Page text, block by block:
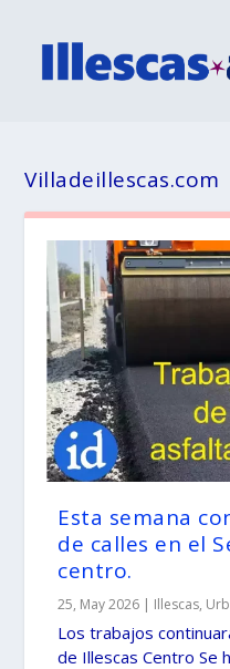
Villadeillescas.com
Esta semana
de calles en el
centro.
25, May 2026 | Illescas,
Los trabajos
de Illescas Centro Se